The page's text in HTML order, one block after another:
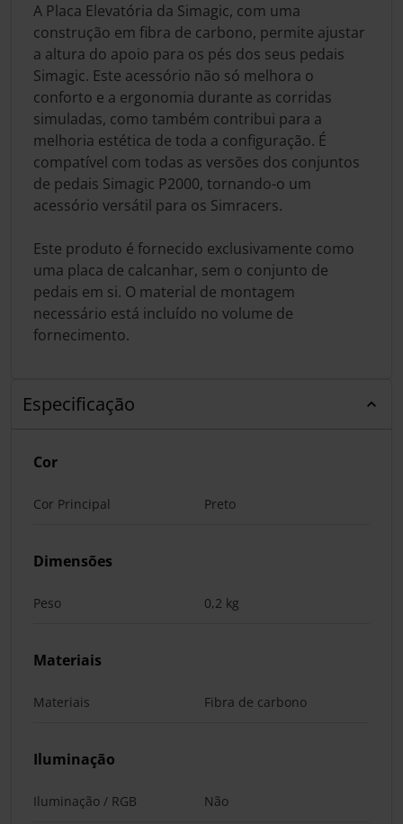
A Placa Elevatória da Simagic, com uma
construção em fibra de carbono, permite ajustar
a altura do apoio para os pés dos seus pedais
Simagic. Este acessório não só melhora o
conforto e a ergonomia durante as corridas
simuladas, como também contribui para a
melhoria estética de toda a configuração. É
compatível com todas as versões dos conjuntos
de pedais Simagic P2000, tornando-o um
acessório versátil para os Simracers.
Este produto é fornecido exclusivamente como
uma placa de calcanhar, sem o conjunto de
pedais em si. O material de montagem
necessário está incluído no volume de
fornecimento.
Especificação
Cor
Cor Principal Preto
Dimensões
Peso 0,2 kg
Materiais
Materiais Fibra de carbono
Iluminação
Iluminação / RGB Não